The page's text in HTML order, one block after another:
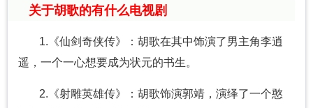
关于胡歌的有什么电视剧
1.《仙剑奇侠传》：胡歌在其中饰演了男主角李逍
遥，一个一心想要成为状元的书生。
2.《射雕英雄传》：胡歌饰演郭靖，演绎了一个憨